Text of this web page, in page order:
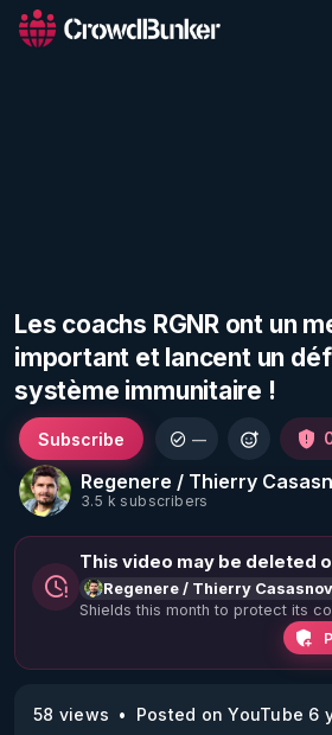
Les coachs RGNR ont un
important et lancent un
système immunitaire !
Regenere / Thierry
3.5 k subscribers
Subscribe —
This video may be deleted
Regenere / Thierry
Shields this month to protect its
58 views
Posted on YouTube 6